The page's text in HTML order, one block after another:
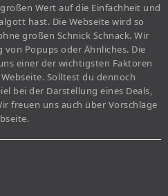
Wert auf die Einfachheit und
hast. Die Webseite wird so
großen Schnick Schnack. Wir
Popups oder Ähnliches. Die
einer der wichtigsten Faktoren
Solltest du dennoch
bei der Darstellung eines Deals,
freuen uns auch über Vorschläge